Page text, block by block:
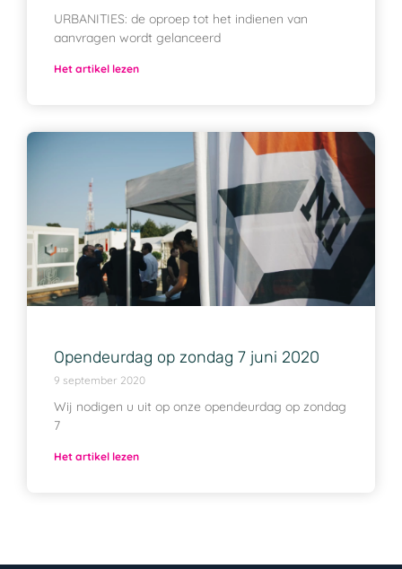
URBANITIES: de oproep tot het indienen van
aanvragen wordt gelanceerd
Het artikel lezen
Opendeurdag op zondag 7 juni 2020
9 september 2020
Wij nodigen u uit op onze opendeurdag op zondag
7
Het artikel lezen